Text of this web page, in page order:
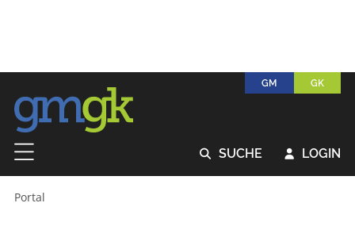
GM GK
 SUCHE  LOGIN
Portal